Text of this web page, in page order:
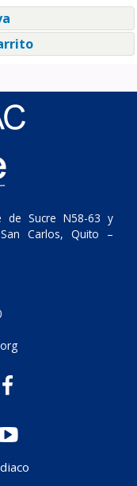
de Sucre N58-63 y
Carlos, Quito –